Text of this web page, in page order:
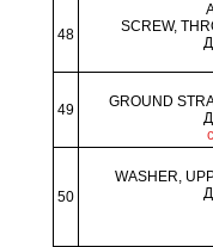
48
SCREW,
49
GROUND
50
WASHER,